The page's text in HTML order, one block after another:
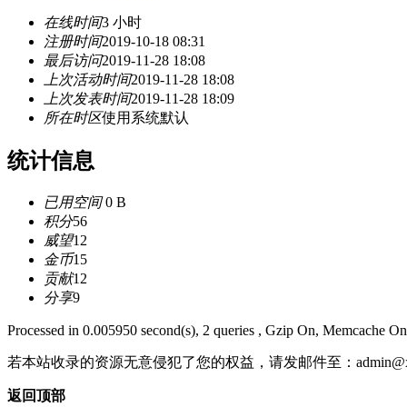
在线时间3 小时
注册时间2019-10-18 08:31
最后访问2019-11-28 18:08
上次活动时间2019-11-28 18:08
上次发表时间2019-11-28 18:09
所在时区使用系统默认
统计信息
已用空间0 B
积分56
威望12
金币15
贡献12
分享9
Processed in 0.005950 second(s), 2 queries , Gzip On, Memcache
若本站收录的资源无意侵犯了您的权益，请发邮件至：
返回顶部